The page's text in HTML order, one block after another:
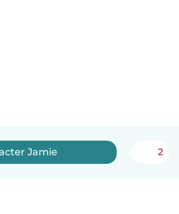
Jamie 2